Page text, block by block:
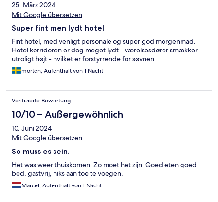
25. März 2024
Mit Google übersetzen
Super fint men lydt hotel
Fint hotel, med venligt personale og super god morgenmad.
Hotel korridoren er dog meget lydt - værelsesdører smækker
utroligt højt - hvilket er forstyrrende for søvnen.
morten, Aufenthalt von 1 Nacht
Verifizierte Bewertung
10/10 – Außergewöhnlich
10. Juni 2024
Mit Google übersetzen
So muss es sein.
Het was weer thuiskomen. Zo moet het zijn. Goed eten goed
bed, gastvrij, niks aan toe te voegen.
Marcel, Aufenthalt von 1 Nacht